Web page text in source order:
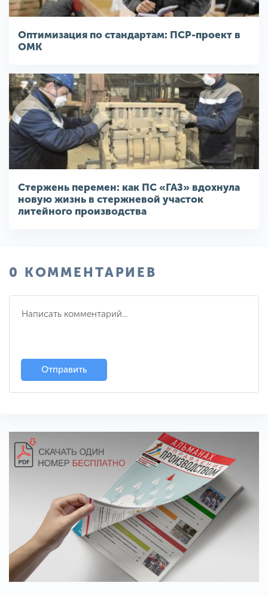
Оптимизация по стандартам: ПСР-проект в
ОМК
Стержень перемен: как ПС «ГАЗ» вдохнула
новую жизнь в стержневой участок
литейного производства
0 КОММЕНТАРИЕВ
Отправить